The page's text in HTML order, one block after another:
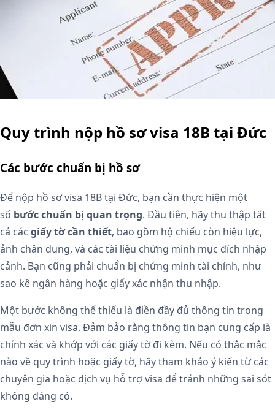
Quy trình nộp hồ sơ visa 18B tại Đức
Các bước chuẩn bị hồ sơ
Để nộp hồ sơ visa 18B tại Đức, bạn cần thực hiện một
số bước chuẩn bị quan trọng. Đầu tiên, hãy thu thập tất
cả các giấy tờ cần thiết, bao gồm hộ chiếu còn hiệu lực,
ảnh chân dung, và các tài liệu chứng minh mục đích nhập
cảnh. Bạn cũng phải chuẩn bị chứng minh tài chính, như
sao kê ngân hàng hoặc giấy xác nhận thu nhập.
Một bước không thể thiếu là điền đầy đủ thông tin trong
mẫu đơn xin visa. Đảm bảo rằng thông tin bạn cung cấp là
chính xác và khớp với các giấy tờ đi kèm. Nếu có thắc mắc
nào về quy trình hoặc giấy tờ, hãy tham khảo ý kiến từ các
chuyên gia hoặc dịch vụ hỗ trợ visa để tránh những sai sót
không đáng có.